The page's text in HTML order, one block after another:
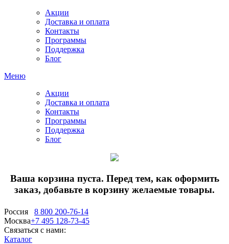
Акции
Доставка и оплата
Контакты
Программы
Поддержка
Блог
Меню
Акции
Доставка и оплата
Контакты
Программы
Поддержка
Блог
Ваша корзина пуста. Перед тем, как оформить
заказ, добавьте в корзину желаемые товары.
Россия
8 800 200-76-14
Москва+7 495 128-73-45
Связаться с нами:
Каталог